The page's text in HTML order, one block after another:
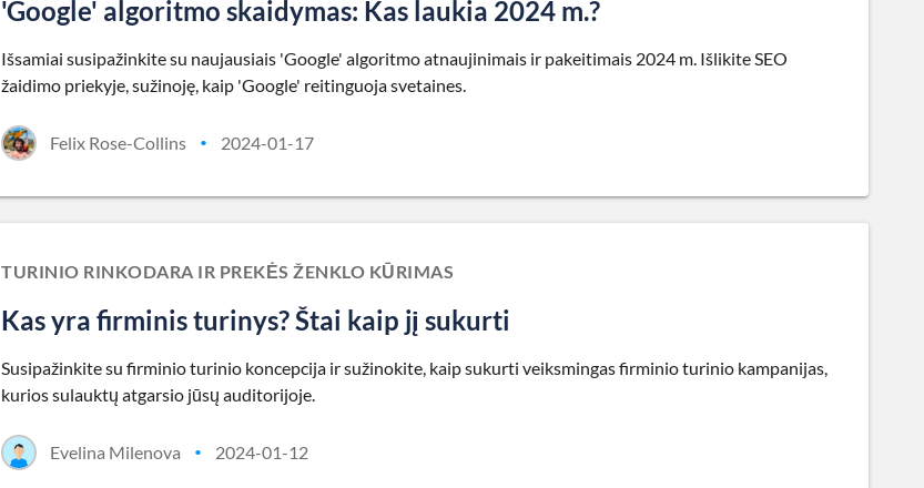
'Google' algoritmo skaidymas: Kas laukia 2024 m.?
Išsamiai susipažinkite su naujausiais 'Google' algoritmo atnaujinimais ir pakeitimais 2024 m. Išlikite SEO
žaidimo priekyje, sužinoję, kaip 'Google' reitinguoja svetaines.
Felix Rose-Collins • 2024-01-17
TURINIO RINKODARA IR PREKĖS ŽENKLO KŪRIMAS
Kas yra firminis turinys? Štai kaip jį sukurti
Susipažinkite su firminio turinio koncepcija ir sužinokite, kaip sukurti veiksmingas firminio turinio kampanijas,
kurios sulauktų atgarsio jūsų auditorijoje.
Evelina Milenova • 2024-01-12